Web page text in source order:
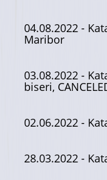
04.08.2022 -
Maribor
03.08.2022 -
biseri,
02.06.2022 -
28.03.2022 -